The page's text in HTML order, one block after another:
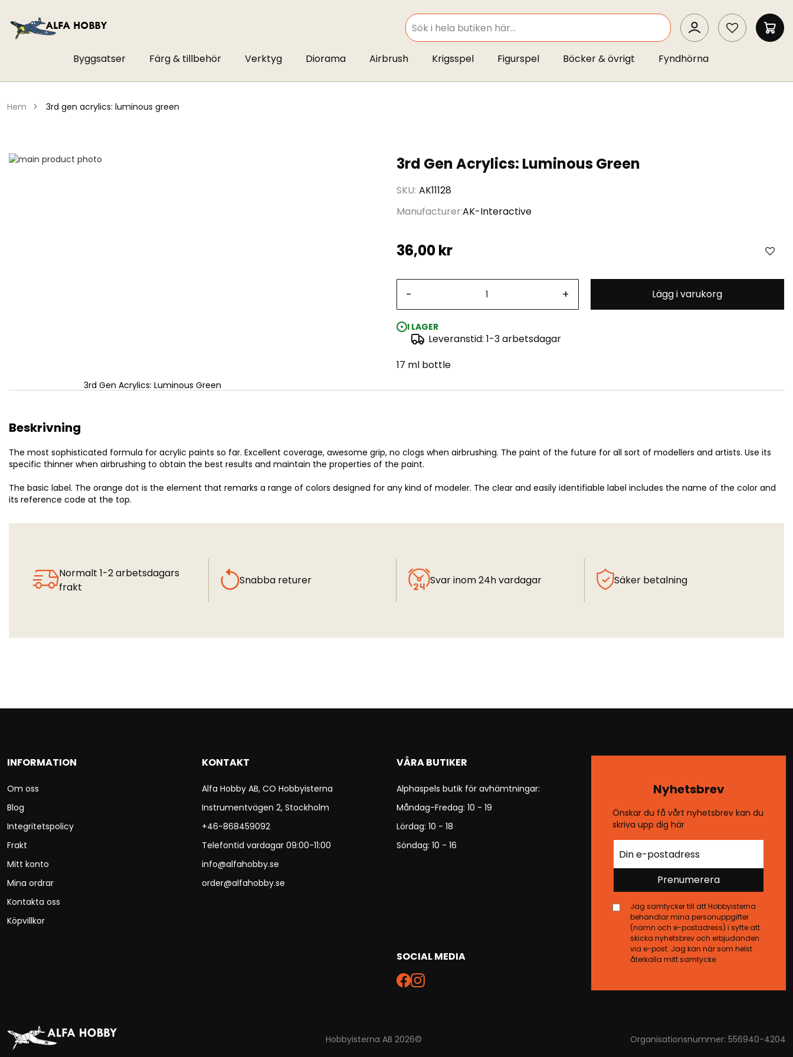
SEARCH
SEARCH
MIN
Byggsatser Färg & tillbehör Verktyg Diorama Airbrush Krigsspel Figurspel Böcker & övrigt Fyndhörna
hem 3rd gen acrylics: luminous green
3rd Gen Acrylics: Luminous Green
SKU AK11128
ManufacturerAK-Interactive
36,00 kr
- + Lägg i varukorg
I LAGER
Leveranstid: 1-3 arbetsdagar
17 ml bottle
Hoppa
3rd Gen Acrylics: Luminous Green
Beskrivning
The most sophisticated formula for acrylic paints so far. Excellent coverage, awesome grip, no clogs when airbrushing. The paint of the future for all sort of modellers and artists. Use its
specific thinner when airbrushing to obtain the best results and maintain the properties of the paint.
The basic label. The orange dot is the element that remarks a range of colors designed for any kind of modeler. The clear and easily identifiable label includes the name of the color and
its reference code at the top.
Normalt 1-2 arbetsdagars
frakt
Snabba returer Svar inom 24h vardagar Säker betalning
INFORMATION
Om oss
Blog
Integritetspolicy
Frakt
Mitt konto
Mina ordrar
Kontakta oss
Köpvillkor
KONTAKT
Alfa Hobby AB, CO Hobbyisterna
Instrumentvägen 2, Stockholm
+46-868459092
Telefontid vardagar 09:00-11:00
info@alfahobby.se
order@alfahobby.se
VÅRA BUTIKER
Alphaspels butik för avhämtningar:
Måndag-Fredag: 10 - 19
Lördag: 10 - 18
Söndag: 10 - 16
SOCIAL MEDIA
Nyhetsbrev
Önskar du få vårt nyhetsbrev kan du
skriva upp dig här
Prenumerera
Jag samtycker till att Hobbyisterna
behandlar mina personuppgifter
(namn och e-postadress) i syfte att
skicka nyhetsbrev och erbjudanden
via e-post. Jag kan när som helst
återkalla mitt samtycke.
Hobbyisterna AB 2026© Organisationsnummer: 556940-4204